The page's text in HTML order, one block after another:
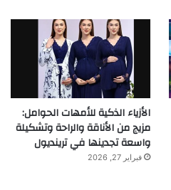
الأزياء الذكية للأمهات الحوامل:
مزيج من الأناقة والراحة وتشكيلة
واسعة تجدينها في ترينديول
فبراير 27, 2026